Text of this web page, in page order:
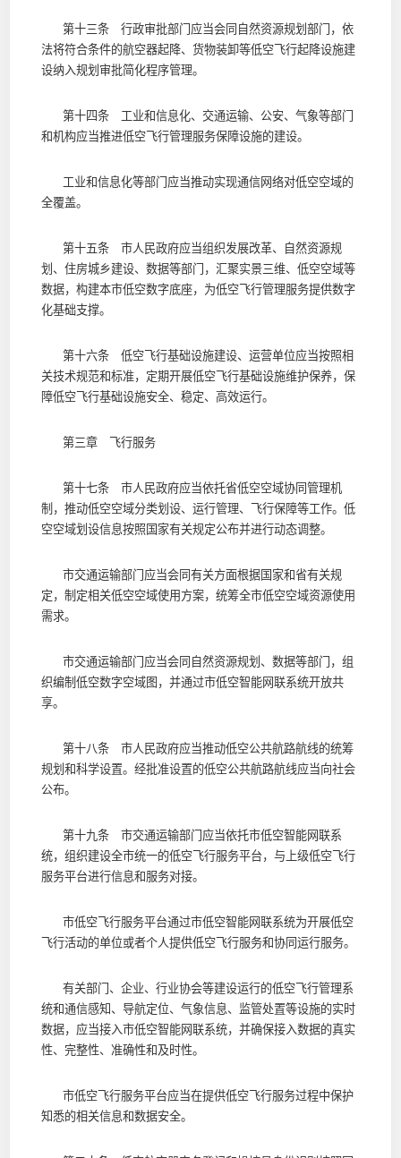
第十三条 行政审批部门应当会同自然资源规划部门，依
法将符合条件的航空器起降、货物装卸等低空飞行起降设施建
设纳入规划审批简化程序管理。
第十四条 工业和信息化、交通运输、公安、气象等部门
和机构应当推进低空飞行管理服务保障设施的建设。
工业和信息化等部门应当推动实现通信网络对低空空域的
全覆盖。
第十五条 市人民政府应当组织发展改革、自然资源规
划、住房城乡建设、数据等部门，汇聚实景三维、低空空域等
数据，构建本市低空数字底座，为低空飞行管理服务提供数字
化基础支撑。
第十六条 低空飞行基础设施建设、运营单位应当按照相
关技术规范和标准，定期开展低空飞行基础设施维护保养，保
障低空飞行基础设施安全、稳定、高效运行。
第三章 飞行服务
第十七条 市人民政府应当依托省低空空域协同管理机
制，推动低空空域分类划设、运行管理、飞行保障等工作。低
空空域划设信息按照国家有关规定公布并进行动态调整。
市交通运输部门应当会同有关方面根据国家和省有关规
定，制定相关低空空域使用方案，统筹全市低空空域资源使用
需求。
市交通运输部门应当会同自然资源规划、数据等部门，组
织编制低空数字空域图，并通过市低空智能网联系统开放共
享。
第十八条 市人民政府应当推动低空公共航路航线的统筹
规划和科学设置。经批准设置的低空公共航路航线应当向社会
公布。
第十九条 市交通运输部门应当依托市低空智能网联系
统，组织建设全市统一的低空飞行服务平台，与上级低空飞行
服务平台进行信息和服务对接。
市低空飞行服务平台通过市低空智能网联系统为开展低空
飞行活动的单位或者个人提供低空飞行服务和协同运行服务。
有关部门、企业、行业协会等建设运行的低空飞行管理系
统和通信感知、导航定位、气象信息、监管处置等设施的实时
数据，应当接入市低空智能网联系统，并确保接入数据的真实
性、完整性、准确性和及时性。
市低空飞行服务平台应当在提供低空飞行服务过程中保护
知悉的相关信息和数据安全。